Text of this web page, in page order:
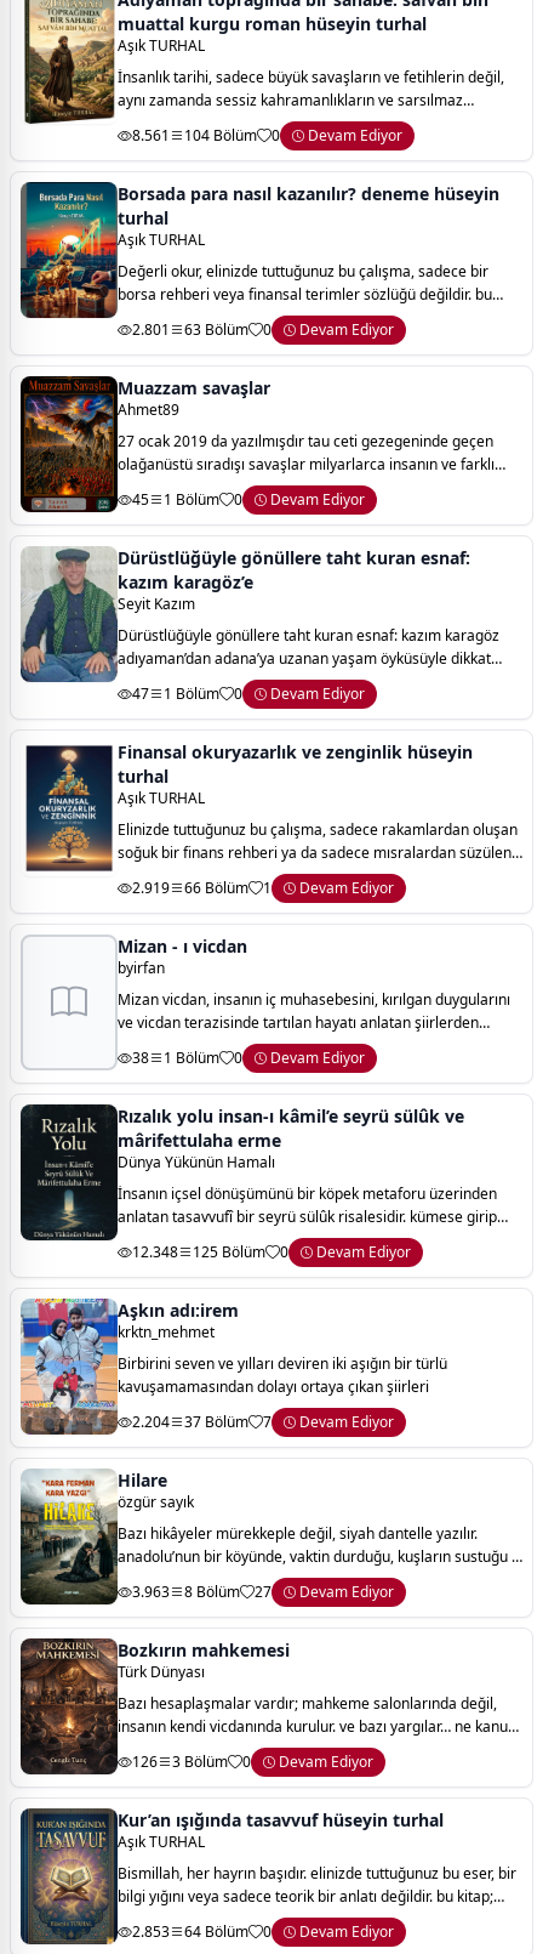
muattal kurgu roman hüseyin turhal
Aşık TURHAL
İnsanlık tarihi, sadece büyük savaşların ve fetihlerin değil,
aynı zamanda sessiz kahramanlıkların ve sarsılmaz
karakterlerin de tarihidir. bu kitabın sayfaları arasında
bulacağınız yolculuk, medine’n
8.561 104 Bölüm 0 Devam Ediyor
Borsada para nasıl kazanılır? deneme hüseyin
turhal
Aşık TURHAL
Değerli okur, elinizde tuttuğunuz bu çalışma, sadece bir
borsa rehberi veya finansal terimler sözlüğü değildir. bu
kitap, bilginin, tecrübenin ve sabrın imbiğinden süzülerek
hazırlanmış bir finansal
2.801 63 Bölüm 0 Devam Ediyor
Muazzam savaşlar
Ahmet89
27 ocak 2019 da yazılmışdır tau ceti gezegeninde geçen
olağanüstü sıradışı savaşlar milyarlarca insanın ve farklı
ırkların hayatta kalma mücadelesi 150.000 km büyük olan
tau ceti hd 100 e gezegenin
45 1 Bölüm 0 Devam Ediyor
Dürüstlüğüyle gönüllere taht kuran esnaf:
kazım karagöz’e
Seyit Kazım
Dürüstlüğüyle gönüllere taht kuran esnaf: kazım karagöz
adıyaman’dan adana’ya uzanan yaşam öyküsüyle dikkat
çeken esnaf, şair ve toplum önderi kazım karagöz, hem
ticari hayatındaki başarısı hem de
47 1 Bölüm 0 Devam Ediyor
Finansal okuryazarlık ve zenginlik hüseyin
turhal
Aşık TURHAL
Elinizde tuttuğunuz bu çalışma, sadece rakamlardan oluşan
soğuk bir finans rehberi ya da sadece mısralardan süzülen
lirik bir öğütler dizisi değildir. bu kitap; mülkiyetin ruhuyla,
ruhun mülkiyeti ara
2.919 66 Bölüm 1 Devam Ediyor
Mizan - ı vicdan
byirfan
Mizan vicdan, insanın iç muhasebesini, kırılgan duygularını
ve vicdan terazisinde tartılan hayatı anlatan şiirlerden
oluşur. aşk, yalnızlık, pişmanlık ve umut arasında gidip gelen
dizeler; okuru kendi
38 1 Bölüm 0 Devam Ediyor
Rızalık yolu insan-ı kâmil’e seyrü sülûk ve
mârifettulaha erme
Dünya Yükünün Hamalı
İnsanın içsel dönüşümünü bir köpek metaforu üzerinden
anlatan tasavvufî bir seyrü sülûk risalesidir. kümese girip
tavukları yiyen köpeğin hikâyesi, bilinçsizlikten farkındalığa,
suçtan telafiye uzanan
12.348 125 Bölüm 0 Devam Ediyor
Aşkın adı:irem
krktn_mehmet
Birbirini seven ve yılları deviren iki aşığın bir türlü
kavuşamamasından dolayı ortaya çıkan şiirleri
2.204
37 Bölüm 7 Devam Ediyor
Hilare
özgür sayık
Bazı hikâyeler mürekkeple değil, siyah dantelle yazılır.
anadolu’nun bir köyünde, vaktin durduğu, kuşların sustuğu o
meşum sabahta; beyaz gelinlik kefen rengine büründü.
hilare, kaynayan suyun sesinde
3.963 8 Bölüm 27 Devam Ediyor
Bozkırın mahkemesi
Türk Dünyası
Bazı hesaplaşmalar vardır; mahkeme salonlarında değil,
insanın kendi vicdanında kurulur. ve bazı yargılar… ne kanun
kitaplarına sığar ne de dünyaya ait ölçülerle tartılır. onlar,
inancın, sadakatin ve
126 3 Bölüm 0 Devam Ediyor
Kur’an ışığında tasavvuf hüseyin turhal
Aşık TURHAL
Bismillah, her hayrın başıdır. elinizde tuttuğunuz bu eser, bir
bilgi yığını veya sadece teorik bir anlatı değildir. bu kitap;
ruhun gurbetinden asıl vatanına duyduğu özlemin, kâinatın
kalbi olan kur
2.853 64 Bölüm 0 Devam Ediyor